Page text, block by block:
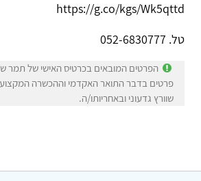
https://g.co/kgs/Wk5qttd
טל. 052-6830777
הפרטים המובאים בכרטיס האישי של תמר
פרטים בדבר התואר האקדמי וההכשרה
שוורץ גדעוני ובאחריותו/ה.